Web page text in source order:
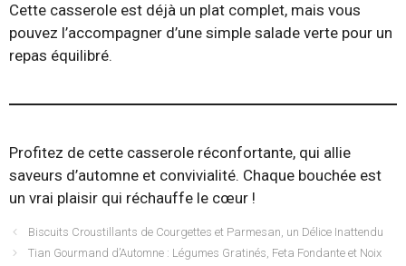
Cette casserole est déjà un plat complet, mais vous
pouvez l’accompagner d’une simple salade verte pour un
repas équilibré.
Profitez de cette casserole réconfortante, qui allie
saveurs d’automne et convivialité. Chaque bouchée est
un vrai plaisir qui réchauffe le cœur !
Biscuits Croustillants de Courgettes et Parmesan, un Délice Inattendu
Tian Gourmand d’Automne : Légumes Gratinés, Feta Fondante et Noix